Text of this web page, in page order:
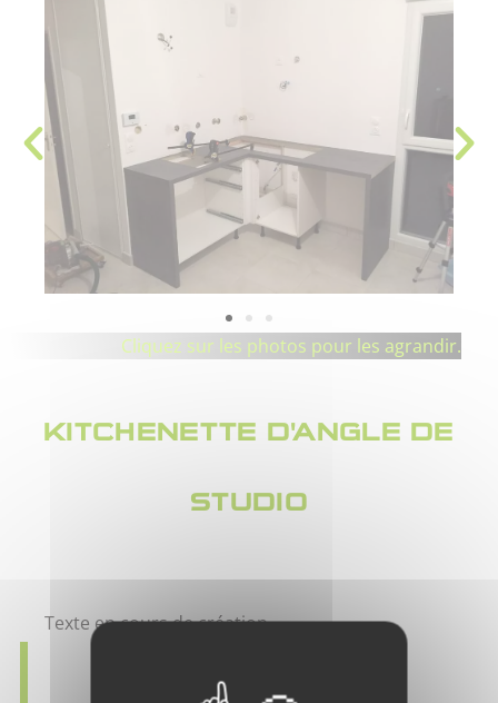
Cliquez sur les photos pour les agrandir.
KITCHENETTE D'ANGLE DE
STUDIO
Texte en cours de création…..